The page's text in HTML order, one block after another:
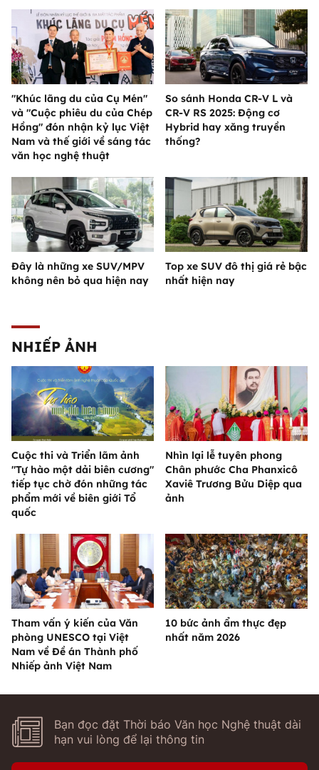
"Khúc lãng du của Cụ Mén"
và "Cuộc phiêu du của Chép
Hồng" đón nhận kỷ lục Việt
Nam và thế giới về sáng tác
văn học nghệ thuật
So sánh Honda CR-V L và
CR-V RS 2025: Động cơ
Hybrid hay xăng truyền
thống?
Đây là những xe SUV/MPV
không nên bỏ qua hiện nay
Top xe SUV đô thị giá rẻ bậc
nhất hiện nay
NHIẾP ẢNH
Cuộc thi và Triển lãm ảnh
"Tự hào một dải biên cương"
tiếp tục chờ đón những tác
phẩm mới về biên giới Tổ
quốc
Nhìn lại lễ tuyên phong
Chân phước Cha Phanxicô
Xaviê Trương Bửu Diệp qua
ảnh
Tham vấn ý kiến của Văn
phòng UNESCO tại Việt
Nam về Đề án Thành phố
Nhiếp ảnh Việt Nam
10 bức ảnh ẩm thực đẹp
nhất năm 2026
Bạn đọc đặt Thời báo Văn học Nghệ thuật dài
hạn vui lòng để lại thông tin